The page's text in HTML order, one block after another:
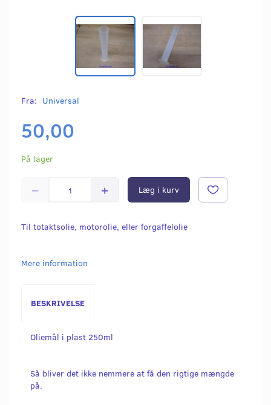
Fra: Universal
50,00
På lager
Læg i kurv
Til totaktsolie, motorolie, eller forgaffelolie
Mere information
BESKRIVELSE
Oliemål i plast 250ml
Så bliver det ikke nemmere at få den rigtige mængde
på.